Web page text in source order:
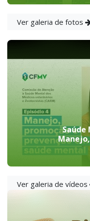
Ver galeria de fotos
Saúde
Ver galeria de vídeos